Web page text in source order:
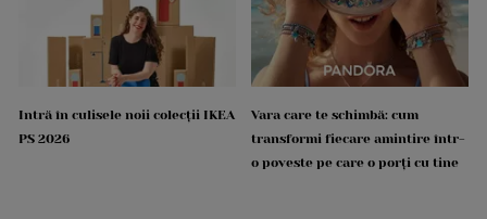
Intră în culisele noii colecții IKEA
PS 2026
Vara care te schimbă: cum
transformi fiecare amintire într-
o poveste pe care o porți cu tine